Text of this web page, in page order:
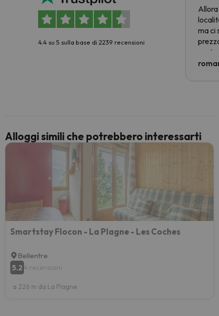
4.4 su 5 sulla base di 2239 recensioni
Allora
ma ci
Alloggi simili che potrebbero interessarti
Smartstay Flocon - La Plagne - Les Coches
Bellentre
5.2 4 recensioni
a 226 m da La Plagne